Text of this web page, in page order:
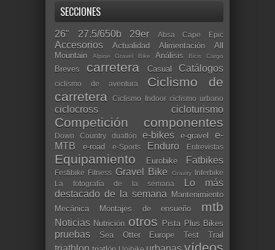
SECCIONES
26" 27.5/650b 29er Absa Cape Epic
Accesorios Actualidad Alimentación
All
Mountain
Alpine Gravel Bike Análisis Bicis Cargo
Breves carretera Casual Catálogos
ciclismo de aventura
Ciclismo de
carretera
Ciclismo Indoor ciclismo urbano
ciclocross cicloturismo
Competición componentes
Down Country duatlón e-bikes e-gravel
e-
MTB
e-road e-Sports Enduro Entrevistas
Equipamiento Eurobike Fatbikes
Festibike Fitness Gravel Bike Gravity Interbike
La fotografía de la semana
Lo más
destacado de la semana Mantenimiento
Mecánica
Montajes de ensueño mtb
Noticias Nutrición otros Pista Plus Bikes
pruebas Sea Otter Europe Test Trail
vídeos